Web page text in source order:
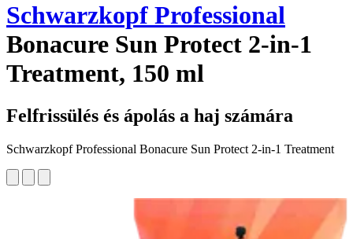
Schwarzkopf Professional
Bonacure Sun Protect 2-in-1
Treatment, 150 ml
Felfrissülés és ápolás a haj számára
Schwarzkopf Professional Bonacure Sun Protect 2-in-1 Treatment